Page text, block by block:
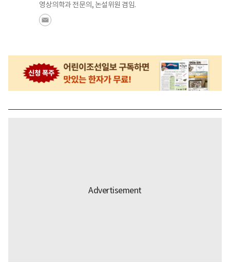
영상의학과 전문의, 논설위원 겸임.